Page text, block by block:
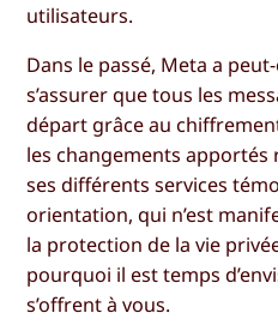
utilisateurs.
Dans le passé, Meta a
s’assurer que tous les
départ grâce au
les changements apportés
ses différents services
orientation, qui n’est
la protection de la vie
pourquoi il est temps
s’offrent à vous.